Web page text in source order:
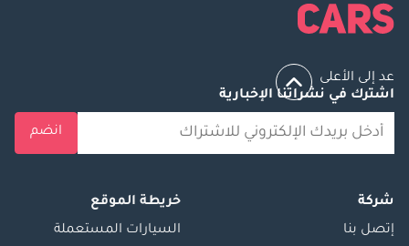
عد إلى الأعلى
اشترك في نشراتنا الإخبارية
انضم
شركة
إتصل بنا
خريطة الموقع
السيارات المستعملة